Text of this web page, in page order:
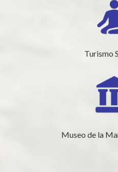
Turismo
Museo de la